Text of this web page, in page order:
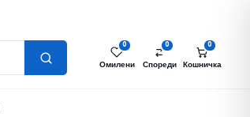
0
Омилени
0
Спореди
0
Кошничка